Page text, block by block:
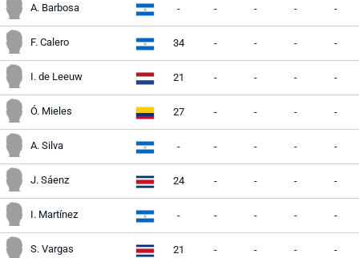
A. Barbosa - - - - -
F. Calero 34 - - - -
I. de Leeuw 21 - - - -
Ó. Mieles 27 - - - -
A. Silva - - - - -
J. Sáenz 24 - - - -
I. Martínez - - - - -
S. Vargas 21 - - - -